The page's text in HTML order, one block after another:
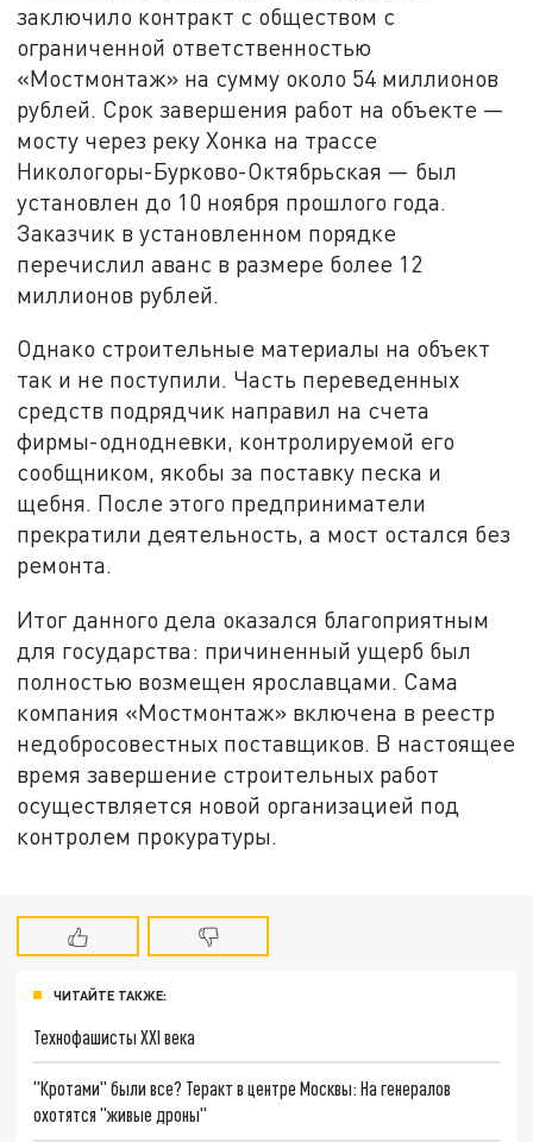
заключило контракт с обществом с
ограниченной ответственностью
«Мостмонтаж» на сумму около 54 миллионов
рублей. Срок завершения работ на объекте —
мосту через реку Хонка на трассе
Никологоры-Бурково-Октябрьская — был
установлен до 10 ноября прошлого года.
Заказчик в установленном порядке
перечислил аванс в размере более 12
миллионов рублей.
Однако строительные материалы на объект
так и не поступили. Часть переведенных
средств подрядчик направил на счета
фирмы-однодневки, контролируемой его
сообщником, якобы за поставку песка и
щебня. После этого предприниматели
прекратили деятельность, а мост остался без
ремонта.
Итог данного дела оказался благоприятным
для государства: причиненный ущерб был
полностью возмещен ярославцами. Сама
компания «Мостмонтаж» включена в реестр
недобросовестных поставщиков. В настоящее
время завершение строительных работ
осуществляется новой организацией под
контролем прокуратуры.
ЧИТАЙТЕ ТАКЖЕ:
Технофашисты XXI века
"Кротами" были все? Теракт в центре Москвы: На генералов
охотятся "живые дроны"